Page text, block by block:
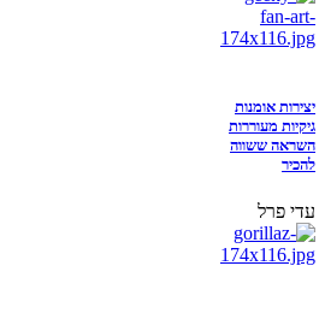
יצירות אומנות
גיקיות מעוררות
השראה ששווה
להכיר
עדי פרל